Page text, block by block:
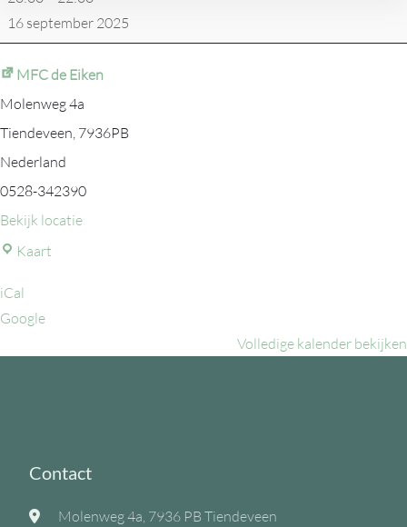
16 september 2025
MFC de Eiken
Molenweg 4a
Tiendeveen, 7936PB
Nederland
0528-342390
Bekijk locatie
Kaart
iCal
Google
Volledige kalender bekijken
Contact
Molenweg 4a, 7936 PB Tiendeveen